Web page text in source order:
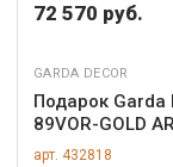
72 570 руб.
GARDA DECOR
Подарок Garda
89VOR-GOLD ART
"Золотое
арт. 432818